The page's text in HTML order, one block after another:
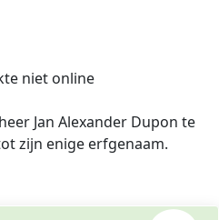
niet online
Jan Alexander Dupon te
zijn enige erfgenaam.